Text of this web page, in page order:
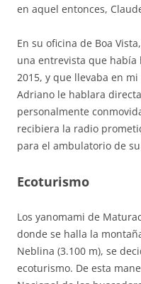
en aquel entonces,
En su oficina de Boa
una entrevista que había
2015, y que llevaba en
Adriano le hablara
personalmente
recibiera la radio
para el ambulatorio de
Ecoturismo
Los yanomami de
donde se halla la
Neblina (3.100 m), se
ecoturismo. De esta